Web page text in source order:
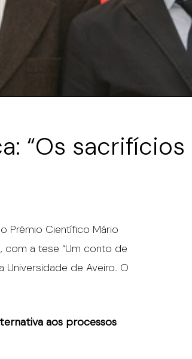
“Os
Prémio Científico Mário
com a tese “Um conto de
Universidade de Aveiro. O
aos processos